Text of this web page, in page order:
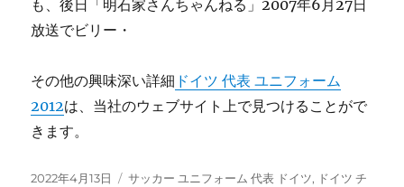
も、後日「明石家さんちゃんねる」2007年6月27日
放送でビリー・
その他の興味深い詳細 ドイツ 代表 ユニフォーム
2012は、当社のウェブサイト上で見つけることがで
きます。
投
2022年4月13日
タ
サッカー ユニフォーム 代表 ドイツ, ドイツ チ